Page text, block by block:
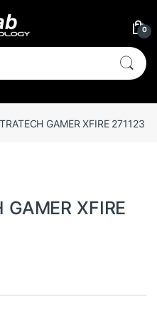
0
GAMER XFIRE 271123
XFIRE